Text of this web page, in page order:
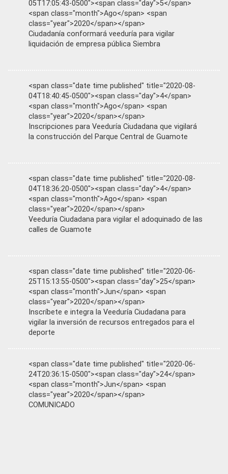
05T17:05:43-0500"><span class="day">5</span>
<span class="month">Ago</span> <span
class="year">2020</span></span>
Ciudadanía conformará veeduría para vigilar
liquidación de empresa pública Siembra
<span class="date time published" title="2020-08-
04T18:40:45-0500"><span class="day">4</span>
<span class="month">Ago</span> <span
class="year">2020</span></span>
Inscripciones para Veeduría Ciudadana que vigilará
la construcción del Parque Central de Guamote
<span class="date time published" title="2020-08-
04T18:36:20-0500"><span class="day">4</span>
<span class="month">Ago</span> <span
class="year">2020</span></span>
Veeduría Ciudadana para vigilar el adoquinado de las
calles de Guamote
<span class="date time published" title="2020-06-
25T15:13:55-0500"><span class="day">25</span>
<span class="month">Jun</span> <span
class="year">2020</span></span>
Inscríbete e integra la Veeduría Ciudadana para
vigilar la inversión de recursos entregados para el
deporte
<span class="date time published" title="2020-06-
24T20:36:15-0500"><span class="day">24</span>
<span class="month">Jun</span> <span
class="year">2020</span></span>
COMUNICADO